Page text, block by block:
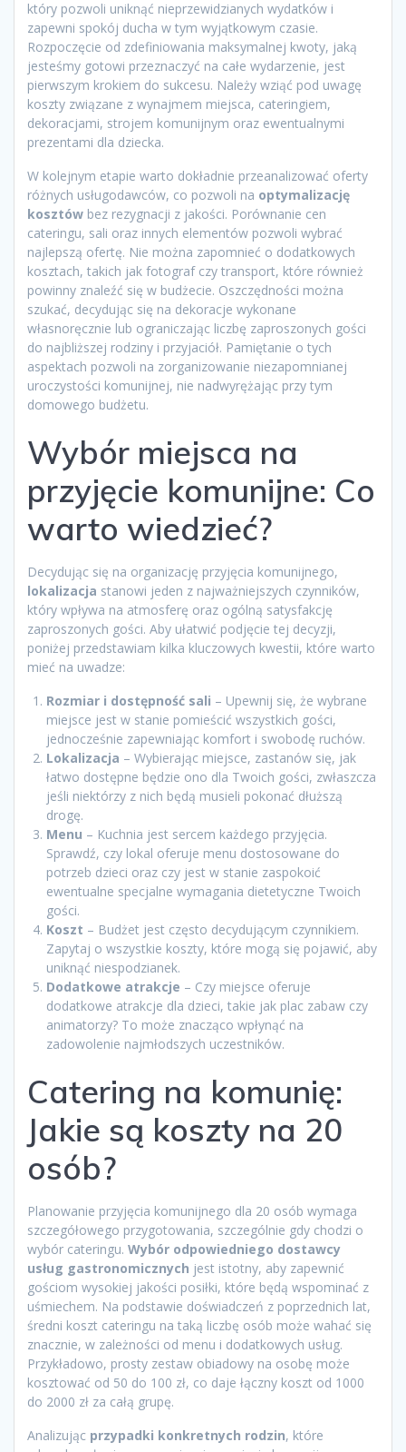
który pozwoli uniknąć nieprzewidzianych wydatków i
zapewni spokój ducha w tym wyjątkowym czasie.
Rozpoczęcie od zdefiniowania maksymalnej kwoty, jaką
jesteśmy gotowi przeznaczyć na całe wydarzenie, jest
pierwszym krokiem do sukcesu. Należy wziąć pod uwagę
koszty związane z wynajmem miejsca, cateringiem,
dekoracjami, strojem komunijnym oraz ewentualnymi
prezentami dla dziecka.
W kolejnym etapie warto dokładnie przeanalizować oferty
różnych usługodawców, co pozwoli na optymalizację
kosztów bez rezygnacji z jakości. Porównanie cen
cateringu, sali oraz innych elementów pozwoli wybrać
najlepszą ofertę. Nie można zapomnieć o dodatkowych
kosztach, takich jak fotograf czy transport, które również
powinny znaleźć się w budżecie. Oszczędności można
szukać, decydując się na dekoracje wykonane
własnoręcznie lub ograniczając liczbę zaproszonych gości
do najbliższej rodziny i przyjaciół. Pamiętanie o tych
aspektach pozwoli na zorganizowanie niezapomnianej
uroczystości komunijnej, nie nadwyrężając przy tym
domowego budżetu.
Wybór miejsca na
przyjęcie komunijne: Co
warto wiedzieć?
Decydując się na organizację przyjęcia komunijnego,
lokalizacja stanowi jeden z najważniejszych czynników,
który wpływa na atmosferę oraz ogólną satysfakcję
zaproszonych gości. Aby ułatwić podjęcie tej decyzji,
poniżej przedstawiam kilka kluczowych kwestii, które warto
mieć na uwadze:
Rozmiar i dostępność sali – Upewnij się, że wybrane
miejsce jest w stanie pomieścić wszystkich gości,
jednocześnie zapewniając komfort i swobodę ruchów.
Lokalizacja – Wybierając miejsce, zastanów się, jak
łatwo dostępne będzie ono dla Twoich gości, zwłaszcza
jeśli niektórzy z nich będą musieli pokonać dłuższą
drogę.
Menu – Kuchnia jest sercem każdego przyjęcia.
Sprawdź, czy lokal oferuje menu dostosowane do
potrzeb dzieci oraz czy jest w stanie zaspokoić
ewentualne specjalne wymagania dietetyczne Twoich
gości.
Koszt – Budżet jest często decydującym czynnikiem.
Zapytaj o wszystkie koszty, które mogą się pojawić, aby
uniknąć niespodzianek.
Dodatkowe atrakcje – Czy miejsce oferuje
dodatkowe atrakcje dla dzieci, takie jak plac zabaw czy
animatorzy? To może znacząco wpłynąć na
zadowolenie najmłodszych uczestników.
Catering na komunię:
Jakie są koszty na 20
osób?
Planowanie przyjęcia komunijnego dla 20 osób wymaga
szczegółowego przygotowania, szczególnie gdy chodzi o
wybór cateringu. Wybór odpowiedniego dostawcy
usług gastronomicznych jest istotny, aby zapewnić
gościom wysokiej jakości posiłki, które będą wspominać z
uśmiechem. Na podstawie doświadczeń z poprzednich lat,
średni koszt cateringu na taką liczbę osób może wahać się
znacznie, w zależności od menu i dodatkowych usług.
Przykładowo, prosty zestaw obiadowy na osobę może
kosztować od 50 do 100 zł, co daje łączny koszt od 1000
do 2000 zł za całą grupę.
Analizując przypadki konkretnych rodzin, które